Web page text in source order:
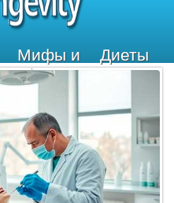
Мифы и
Факты
Диеты